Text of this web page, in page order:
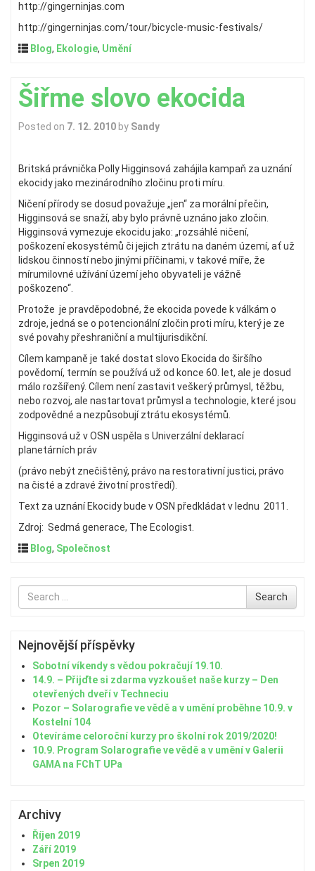
http://gingerninjas.com
http://gingerninjas.com/tour/bicycle-music-festivals/
Blog, Ekologie, Umění
Šiřme slovo ekocida
Posted on 7. 12. 2010 by Sandy
Britská právnička Polly Higginsová zahájila kampaň za uznání
ekocidy jako mezinárodního zločinu proti míru.
Ničení přírody se dosud považuje „jen“ za morální přečin,
Higginsová se snaží, aby bylo právně uznáno jako zločin.
Higginsová vymezuje ekocidu jako: „rozsáhlé ničení,
poškození ekosystémů či jejich ztrátu na daném území, ať už
lidskou činností nebo jinými příčinami, v takové míře, že
mírumilovné užívání území jeho obyvateli je vážně
poškozeno“.
Protože je pravděpodobné, že ekocida povede k válkám o
zdroje, jedná se o potencionální zločin proti míru, který je ze
své povahy přeshraniční a multijurisdikční.
Cílem kampaně je také dostat slovo Ekocida do širšího
povědomí, termín se používá už od konce 60. let, ale je dosud
málo rozšířený. Cílem není zastavit veškerý průmysl, těžbu,
nebo rozvoj, ale nastartovat průmysl a technologie, které jsou
zodpovědné a nezpůsobují ztrátu ekosystémů.
Higginsová už v OSN uspěla s Univerzální deklarací
planetárních práv
(právo nebýt znečištěný, právo na restorativní justici, právo
na čisté a zdravé životní prostředí).
Text za uznání Ekocidy bude v OSN předkládat v lednu 2011.
Zdroj: Sedmá generace, The Ecologist.
Blog, Společnost
Search
for
Search
Nejnovější příspěvky
Sobotní víkendy s vědou pokračují 19.10.
14.9. – Přijďte si zdarma vyzkoušet naše kurzy – Den
otevřených dveří v Techneciu
Pozor – Solarografie ve vědě a v umění proběhne 10.9. v
Kostelní 104
Otevíráme celoroční kurzy pro školní rok 2019/2020!
10.9. Program Solarografie ve vědě a v umění v Galerii
GAMA na FChT UPa
Archivy
Říjen 2019
Září 2019
Srpen 2019